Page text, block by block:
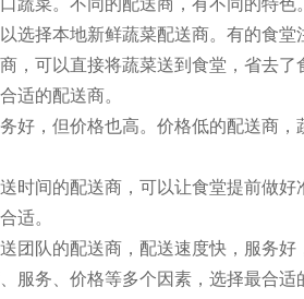
菜。不同的配送商，有不同的特
择本地新鲜蔬菜配送商。有的食堂
可以直接将蔬菜送到食堂，省去
适的配送商。
，但价格也高。价格低的配送商
间的配送商，可以让食堂提前做
适。
队的配送商，配送速度快，服务
务、价格等多个因素，选择最合适